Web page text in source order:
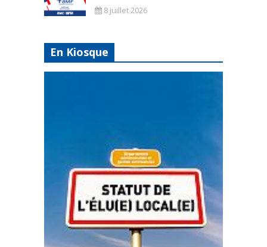
8 juillet 2026
En Kiosque